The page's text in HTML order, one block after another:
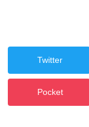
Twitter
Pocket